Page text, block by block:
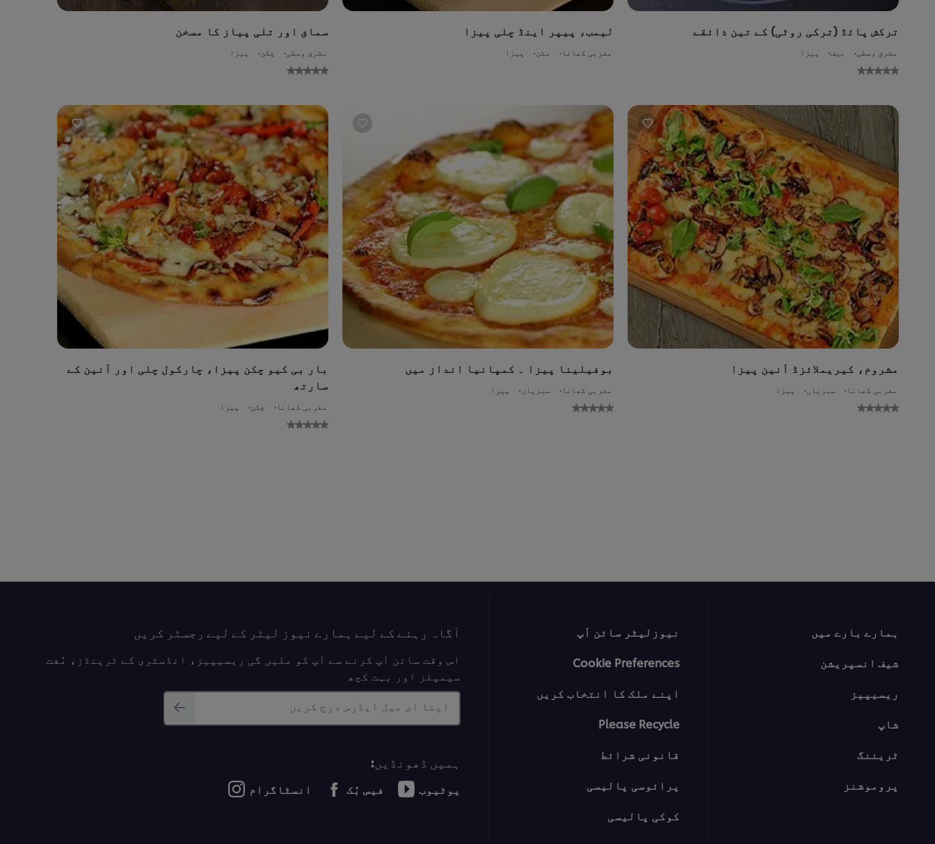
ترکش پائڈ (ترکی روٹی) کے تین ذائقے
مشرق وسطی بیف پیزا
this
لیمب، پیپر اینڈ چلی پیزا
مغربی کھانا مٹن پیزا
سماق اور تلی پیاز کا مسخن
مشرق وسطی چکن پیزا
this
مشروم، کیریملائزڈ اَنین پیزا
مغربی کھانا سبزیاں پیزا
ratings
بوفیلینا پیزا ۔ کمپانیا انداز میں
مغربی کھانا سبزیاں پیزا
ratings
submitted
بار بی کیو چکن پیزا، چارکول چلی اور اَنین کے
سارتھ
مغربی کھانا چکن پیزا
ہمارے بارے میں
شیف انسپریشن
ریسیپیز
شاپ
ٹریننگ
پروموشنز
نیوزلیٹر سائن اَپ
Cookie Preferences
اپنے ملک کا انتخاب کریں
Please Recycle
قانونی شرائط
پرائوسی پالیسی
کوکی پالیسی
آگاہ رہنے کے لیے ہمارے نیوز لیٹر کے لیے رجسٹر کریں
اس وقت سائن اَپ کرنے سے آپ کو ملیں گی ریسیپیز، انڈسٹری کے ٹرینڈز، مُفت
سیمپلز اور بہت کچھ
اپنا ای میل ایڈرس درج کریں
ہمیں ڈھونڈیں:
یوٹیوب فیس بُک انسٹاگرام